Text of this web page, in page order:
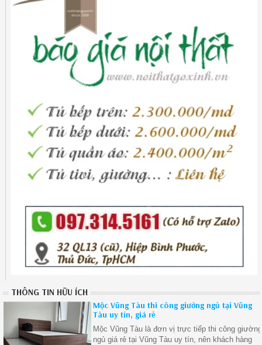
THÔNG TIN HỮU ÍCH
Mộc Vũng Tàu thi công giường ngủ tại Vũng
Tàu uy tín, giá rẻ
Mộc Vũng Tàu là đơn vị trực tiếp thi công giường
ngủ giá rẻ tại Vũng Tàu uy tín, nên khách hàng